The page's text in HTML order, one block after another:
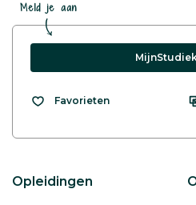
Meld je aan
Favorieten
Opleidingen